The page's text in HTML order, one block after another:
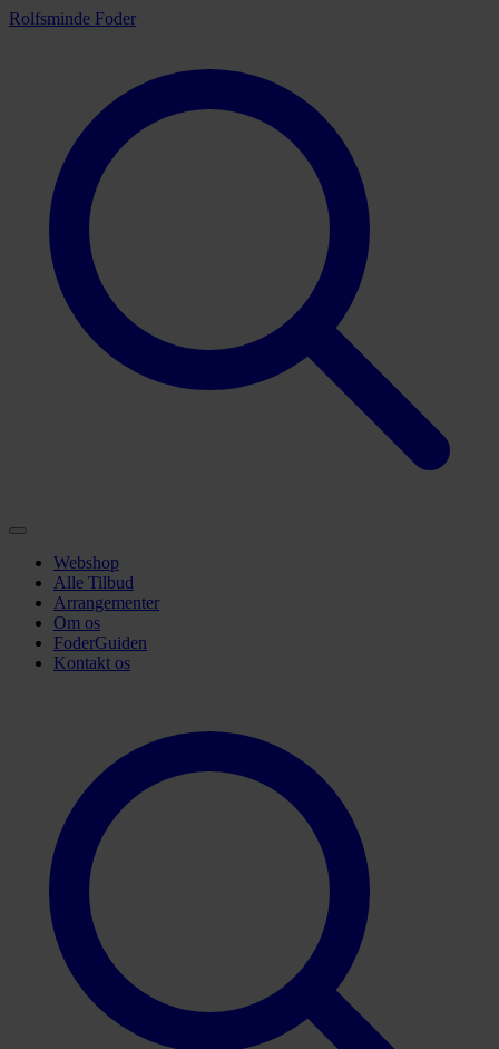
Rolfsminde Foder
Webshop
Alle Tilbud
Arrangementer
Om os
FoderGuiden
Kontakt os